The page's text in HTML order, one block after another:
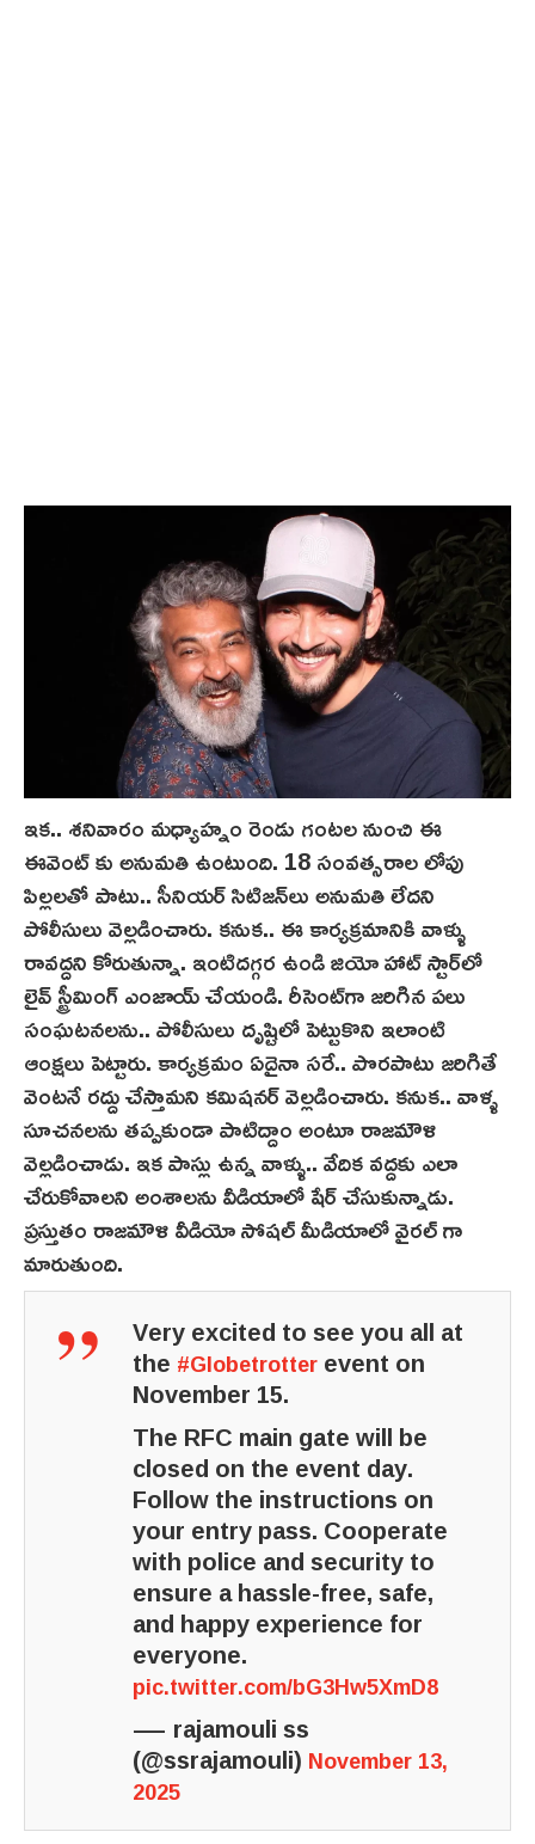
ఇక.. శనివారం మధ్యాహ్నం రెండు గంటల నుంచి ఈ
ఈవెంట్ కు అనుమతి ఉంటుంది. 18 సంవత్సరాల లోపు
పిల్లలతో పాటు.. సీనియర్ సిటిజన్‌లు అనుమతి లేదని
పోలీసులు వెల్లడించారు. కనుక.. ఈ కార్యక్రమానికి వాళ్ళు
రావద్దని కోరుతున్నా. ఇంటిదగ్గర ఉండి జియో హాట్ స్టార్‌లో
లైవ్ స్ట్రీమింగ్ ఎంజాయ్ చేయండి. రీసెంట్‌గా జరిగిన పలు
సంఘటనలను.. పోలీసులు దృష్టిలో పెట్టుకొని ఇలాంటి
ఆంక్షలు పెట్టారు. కార్యక్రమం ఏదైనా సరే.. పొరపాటు జరిగితే
వెంటనే రద్దు చేస్తామని కమిషనర్ వెల్లడించారు. కనుక.. వాళ్ళ
సూచనలను తప్పకుండా పాటిద్దాం అంటూ రాజమౌళి
వెల్లడించాడు. ఇక పాస్లు ఉన్న వాళ్ళు.. వేదిక వద్దకు ఎలా
చేరుకోవాలని అంశాలను వీడియాలో షేర్ చేసుకున్నాడు.
ప్రస్తుతం రాజమౌళి వీడియో సోషల్ మీడియాలో వైరల్ గా
మారుతుంది.
Very excited to see you all at
the #Globetrotterevent on
November 15.
The RFC main gate will be
closed on the event day.
Follow the instructions on
your entry pass. Cooperate
with police and security to
ensure a hassle-free, safe,
and happy experience for
everyone.
pic.twitter.com/bG3Hw5XmD8
— rajamouli ss
(@ssrajamouli) November 13,
2025